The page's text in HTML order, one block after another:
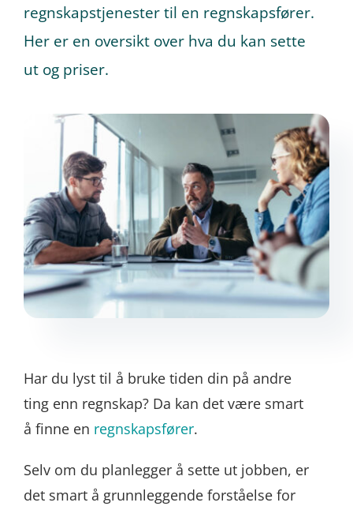
regnskapstjenester til en regnskapsfører.
Her er en oversikt over hva du kan sette
ut og priser.
Har du lyst til å bruke tiden din på andre
ting enn regnskap? Da kan det være smart
å finne en regnskapsfører.
Selv om du planlegger å sette ut jobben, er
det smart å grunnleggende forståelse for